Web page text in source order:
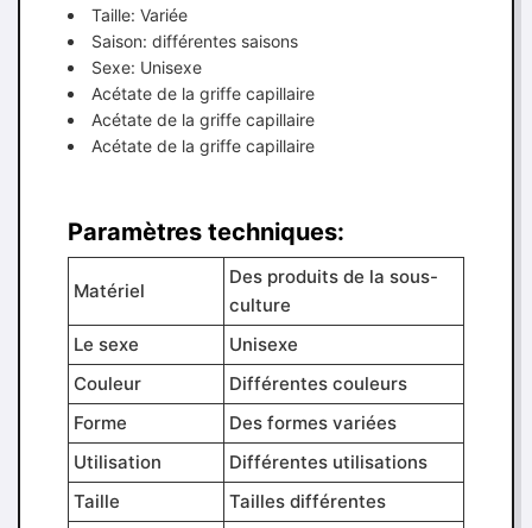
Taille: Variée
Saison: différentes saisons
Sexe: Unisexe
Acétate de la griffe capillaire
Acétate de la griffe capillaire
Acétate de la griffe capillaire
Paramètres techniques:
Matériel
Des produits de la sous-
culture
Le sexe
Unisexe
Couleur
Différentes couleurs
Forme
Des formes variées
Utilisation
Différentes utilisations
Taille
Tailles différentes